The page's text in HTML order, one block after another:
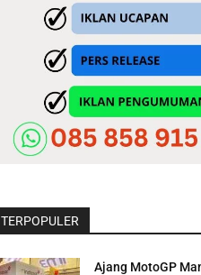
TERPOPULER
Ajang MotoGP